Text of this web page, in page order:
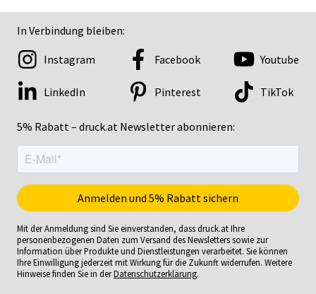
In Verbindung bleiben:
5% Rabatt – druck.at Newsletter abonnieren:
Instagram Facebook Youtube
LinkedIn Pinterest TikTok
Mit der Anmeldung sind Sie einverstanden, dass druck.at Ihre
personenbezogenen Daten zum Versand des Newsletters sowie zur
Information über Produkte und Dienstleistungen verarbeitet. Sie können
Ihre Einwilligung jederzeit mit Wirkung für die Zukunft widerrufen. Weitere
Hinweise finden Sie in derDatenschutzerklärung.